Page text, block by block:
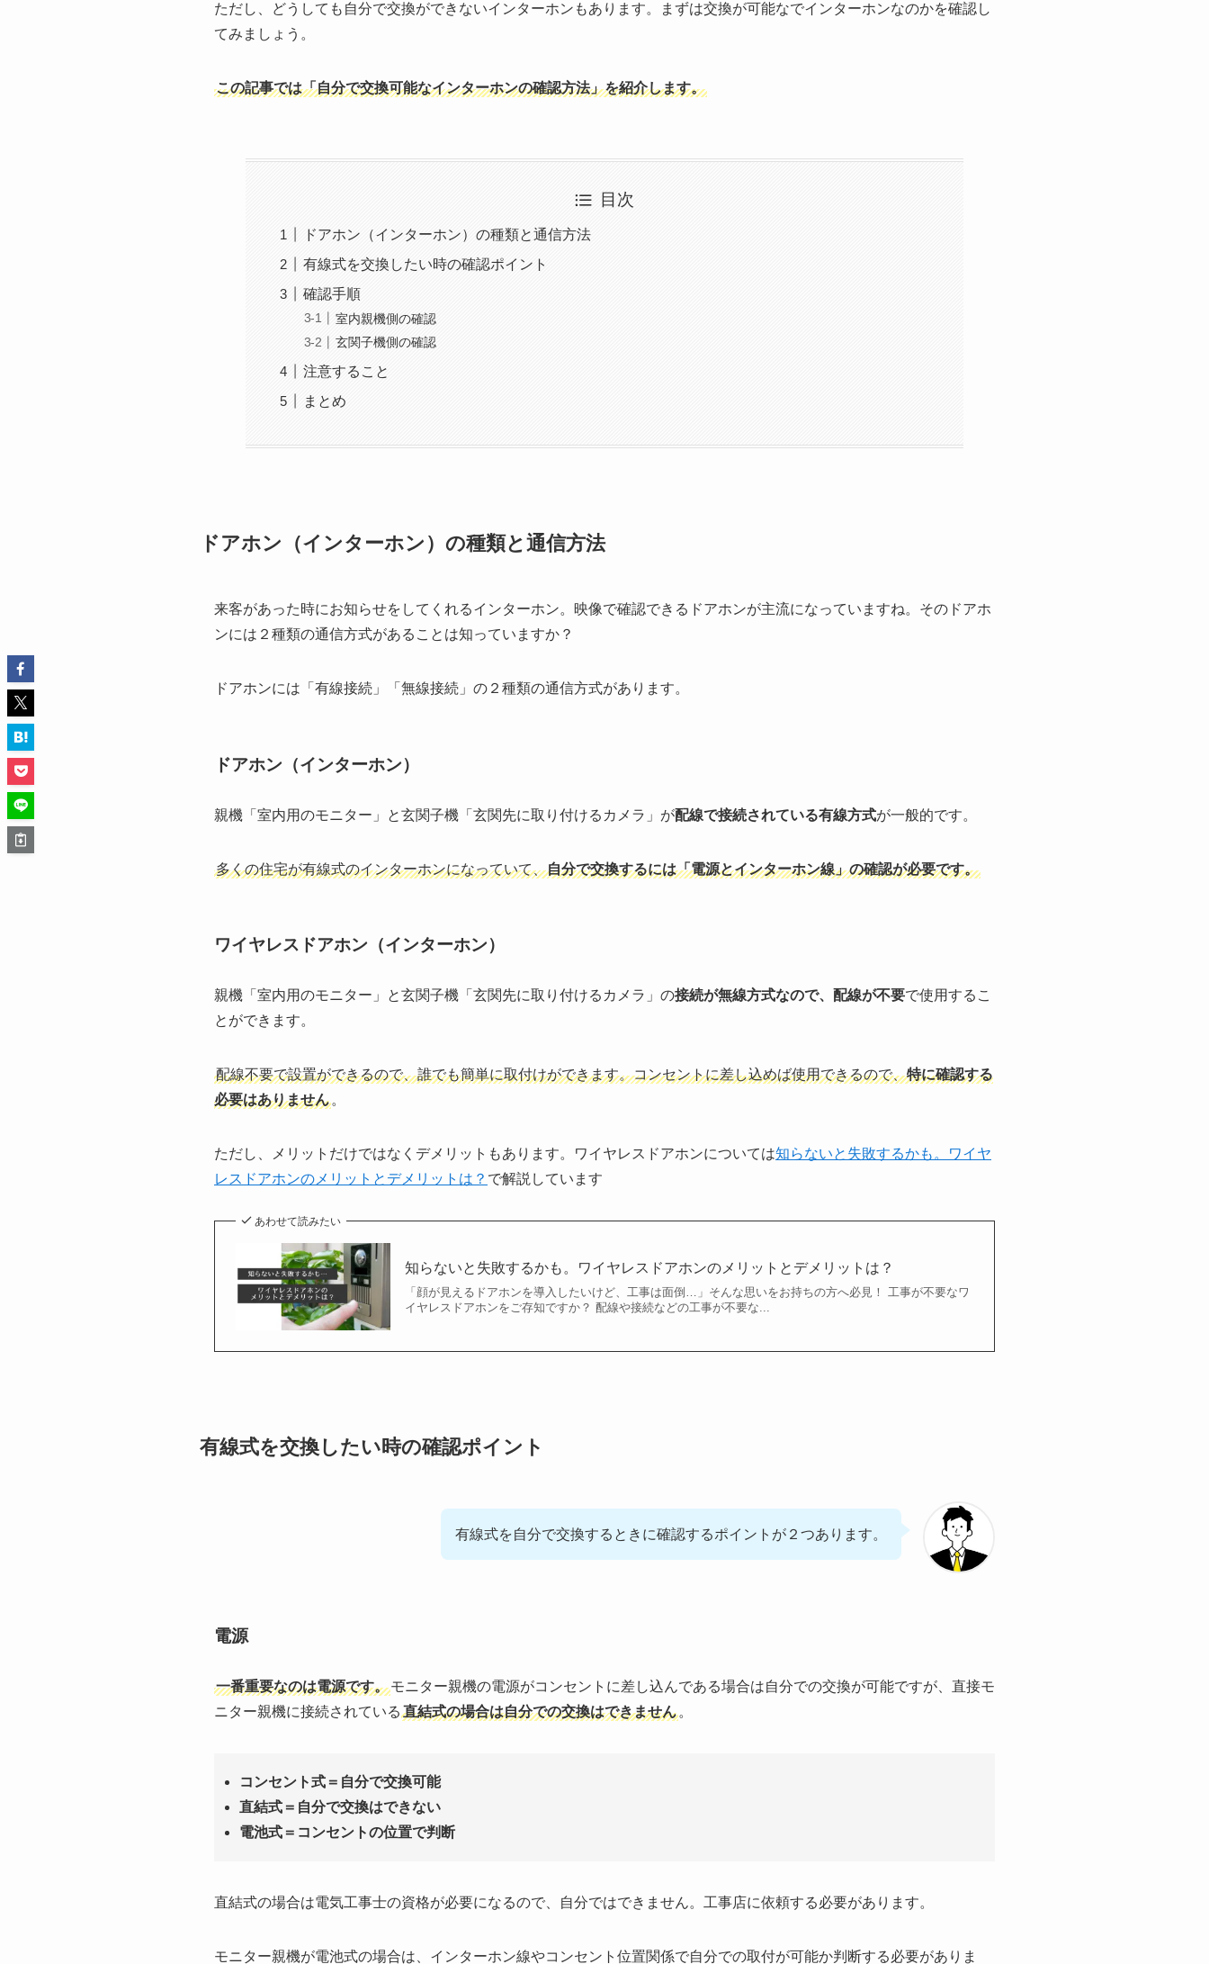
ただし、どうしても自分で交換ができないインターホンもあります。まずは交換が可能なでインターホンなのかを確認し
てみましょう。
この記事では「自分で交換可能なインターホンの確認方法」を紹介します。
目次
ドアホン（インターホン）の種類と通信方法
有線式を交換したい時の確認ポイント
確認手順
室内親機側の確認
玄関子機側の確認
注意すること
まとめ
ドアホン（インターホン）の種類と通信方法
来客があった時にお知らせをしてくれるインターホン。映像で確認できるドアホンが主流になっていますね。そのドアホ
ンには２種類の通信方式があることは知っていますか？
ドアホンには「有線接続」「無線接続」の２種類の通信方式があります。
ドアホン（インターホン）
親機「室内用のモニター」と玄関子機「玄関先に取り付けるカメラ」が配線で接続されている有線方式が一般的です。
多くの住宅が有線式のインターホンになっていて、自分で交換するには「電源とインターホン線」の確認が必要です。
ワイヤレスドアホン（インターホン）
親機「室内用のモニター」と玄関子機「玄関先に取り付けるカメラ」の接続が無線方式なので、配線が不要で使用するこ
とができます。
配線不要で設置ができるので、誰でも簡単に取付けができます。コンセントに差し込めば使用できるので、特に確認する
必要はありません 。
ただし、メリットだけではなくデメリットもあります。ワイヤレスドアホンについては知らないと失敗するかも。ワイヤ
レスドアホンのメリットとデメリットは？ で解説しています
あわせて読みたい
知らないと失敗するかも。ワイヤレスドアホンのメリットとデメリットは？
「顔が見えるドアホンを導入したいけど、工事は面倒…」そんな思いをお持ちの方へ必見！ 工事が不要なワ
イヤレスドアホンをご存知ですか？ 配線や接続などの工事が不要な...
有線式を交換したい時の確認ポイント
有線式を自分で交換するときに確認するポイントが２つあります。
電源
一番重要なのは電源です。モニター親機の電源がコンセントに差し込んである場合は自分での交換が可能ですが、直接モ
ニター親機に接続されている 直結式の場合は自分での交換はできません 。
コンセント式＝自分で交換可能
直結式＝自分で交換はできない
電池式＝コンセントの位置で判断
直結式の場合は電気工事士の資格が必要になるので、自分ではできません。工事店に依頼する必要があります。
モニター親機が電池式の場合は、インターホン線やコンセント位置関係で自分での取付が可能か判断する必要がありま